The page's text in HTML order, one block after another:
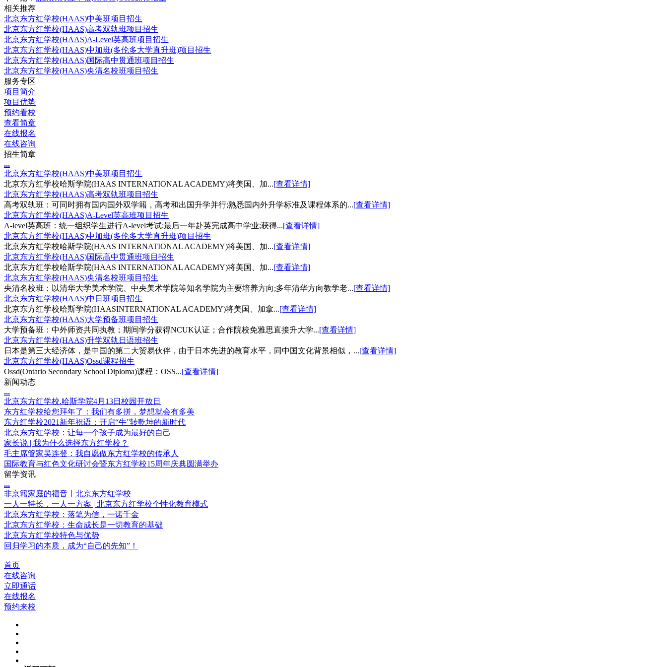
相关推荐
北京东方红学校(HAAS)中美班项目招生
北京东方红学校(HAAS)高考双轨班项目招生
北京东方红学校(HAAS)A-Level英高班项目招生
北京东方红学校(HAAS)中加班(多伦多大学直升班)项目招生
北京东方红学校(HAAS)国际高中贯通班项目招生
北京东方红学校(HAAS)央清名校班项目招生
服务专区
项目简介
项目优势
预约看校
查看简章
在线报名
在线咨询
招生简章
...
北京东方红学校(HAAS)中美班项目招生
北京东方红学校哈斯学院(HAAS INTERNATIONAL ACADEMY)将美国、加...[查看详情]
北京东方红学校(HAAS)高考双轨班项目招生
高考双轨班：可同时拥有国内国外双学籍，高考和出国升学并行;熟悉国内外升学标准及课程体系的...[查看详情]
北京东方红学校(HAAS)A-Level英高班项目招生
A-level英高班：统一组织学生进行A-level考试;最后一年赴英完成高中学业;获得...[查看详情]
北京东方红学校(HAAS)中加班(多伦多大学直升班)项目招生
北京东方红学校哈斯学院(HAAS INTERNATIONAL ACADEMY)将美国、加...[查看详情]
北京东方红学校(HAAS)国际高中贯通班项目招生
北京东方红学校哈斯学院(HAAS INTERNATIONAL ACADEMY)将美国、加...[查看详情]
北京东方红学校(HAAS)央清名校班项目招生
央清名校班：以清华大学美术学院、中央美术学院等知名学院为主要培养方向;多年清华方向教学老...[查看详情]
北京东方红学校(HAAS)中日班项目招生
北京东方红学校哈斯学院(HAASINTERNATIONAL ACADEMY)将美国、加拿...[查看详情]
北京东方红学校(HAAS)大学预备班项目招生
大学预备班：中外师资共同执教；期间学分获得NCUK认证；合作院校免雅思直接升大学...[查看详情]
北京东方红学校(HAAS)升学双轨日语班招生
日本是第三大经济体，是中国的第二大贸易伙伴，由于日本先进的教育水平，同中国文化背景相似，...[查看详情]
北京东方红学校(HAAS)Ossd课程招生
Ossd(Ontario Secondary School Diploma)课程：OSS...[查看详情]
新闻动态
...
北京东方红学校.哈斯学院4月13日校园开放日
东方红学校给您拜年了：我们有多拼，梦想就会有多美
东方红学校2021新年祝语：开启“牛”转乾坤的新时代
北京东方红学校：让每一个孩子成为最好的自己
家长说 | 我为什么选择东方红学校？
毛主席管家吴连登：我自愿做东方红学校的传承人
国际教育与红色文化研讨会暨东方红学校15周年庆典圆满举办
留学资讯
...
非京籍家庭的福音丨北京东方红学校
一人一特长，一人一方案 | 北京东方红学校个性化教育模式
北京东方红学校：落笔为信，一诺千金
北京东方红学校：生命成长是一切教育的基础
北京东方红学校特色与优势
回归学习的本质，成为“自己的先知”！
首页
在线咨询
立即通话
在线报名
预约来校